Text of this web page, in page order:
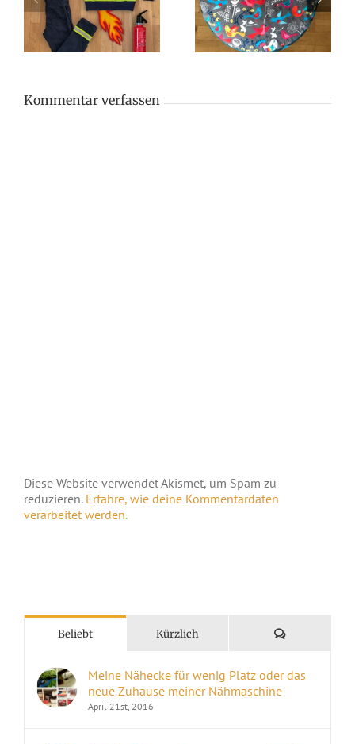
Kommentar verfassen
Diese Website verwendet Akismet, um Spam zu
reduzieren. Erfahre, wie deine Kommentardaten
verarbeitet werden.
Beliebt Kürzlich Kommentare
Meine Nähecke für wenig Platz oder das
neue Zuhause meiner Nähmaschine
April 21st, 2016